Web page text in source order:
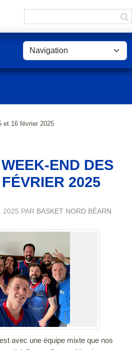
et 16 février 2025
END DES
2025
2025 PAR BASKET NORD BÉARN
avec une équipe mixte que nos